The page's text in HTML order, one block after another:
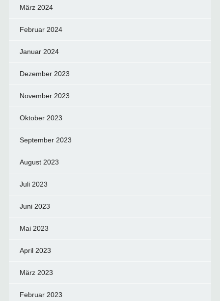
März 2024
Februar 2024
Januar 2024
Dezember 2023
November 2023
Oktober 2023
September 2023
August 2023
Juli 2023
Juni 2023
Mai 2023
April 2023
März 2023
Februar 2023